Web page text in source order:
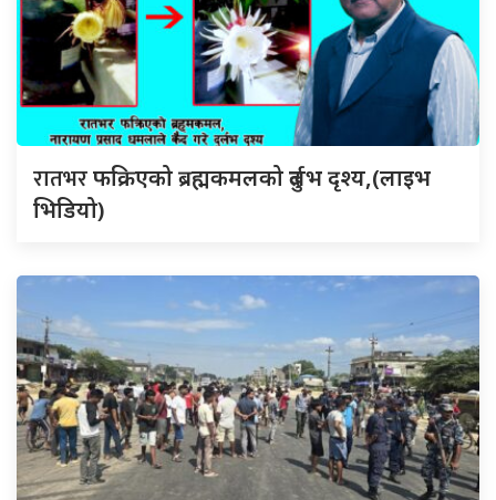
रातभरफक्रिएको ब्रह्मकमलको दुर्लभ दृश्य,(लाइभ
भिडियो)